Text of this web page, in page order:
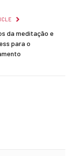
da meditação e
para o